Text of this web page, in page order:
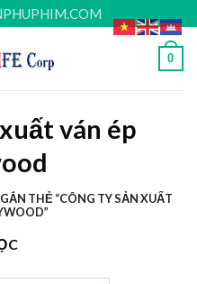
0
ván ép
THẺ “CÔNG TY SẢN XUẤT